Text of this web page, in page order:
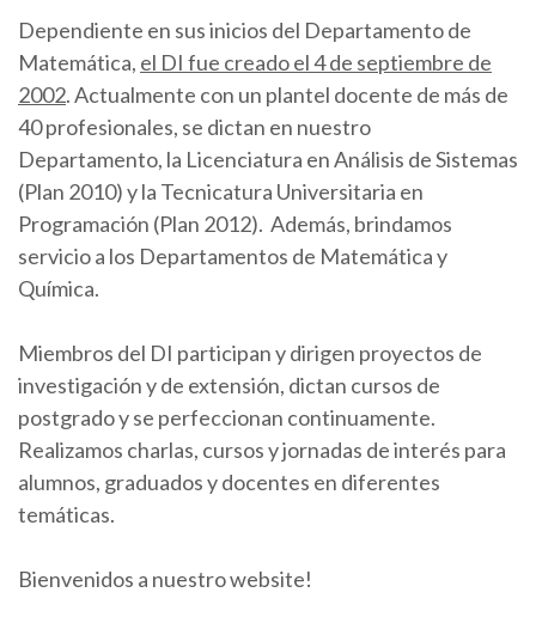
Dependiente en sus inicios del Departamento de
Matemática, el DI fue creado el 4 de septiembre de
2002. Actualmente con un plantel docente de más de
40 profesionales, se dictan en nuestro
Departamento, la Licenciatura en Análisis de Sistemas
(Plan 2010) y la Tecnicatura Universitaria en
Programación (Plan 2012). Además, brindamos
servicio a los Departamentos de Matemática y
Química.
Miembros del DI participan y dirigen proyectos de
investigación y de extensión, dictan cursos de
postgrado y se perfeccionan continuamente.
Realizamos charlas, cursos y jornadas de interés para
alumnos, graduados y docentes en diferentes
temáticas.
Bienvenidos a nuestro website!